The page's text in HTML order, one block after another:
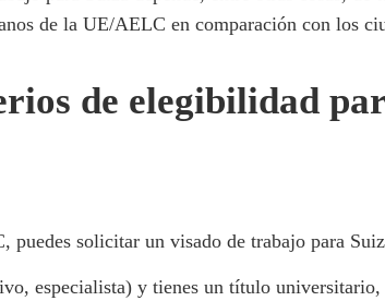
de la UE/AELC en comparación con los
de elegibilidad
solicitar un visado de trabajo para
especialista) y tienes un título